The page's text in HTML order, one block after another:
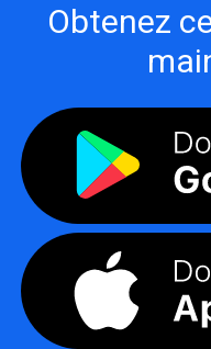
Obtenez